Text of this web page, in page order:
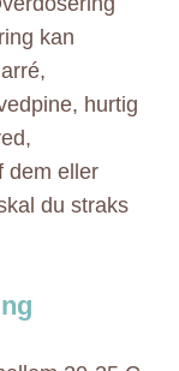
kan
hurtig
dem eller
du straks